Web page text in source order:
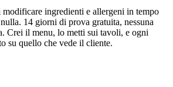
ingredienti e allergeni in tempo
14 giorni di prova gratuita, nessuna
Crei il menu, lo metti sui tavoli, e ogni
su quello che vede il cliente.